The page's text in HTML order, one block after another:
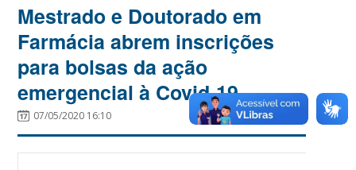
Mestrado e Doutorado em
Farmácia abrem inscrições
para bolsas da ação
emergencial à Covid-19
07/05/2020 16:10